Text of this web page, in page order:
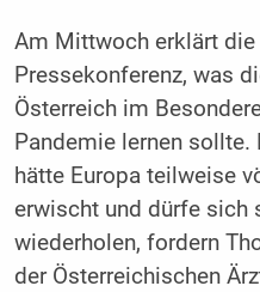
Am Mittwoch erklärt
Pressekonferenz, was
Österreich im
Pandemie lernen sollte.
hätte Europa teilweise
erwischt und dürfe sich
wiederholen, fordern
der Österreichischen